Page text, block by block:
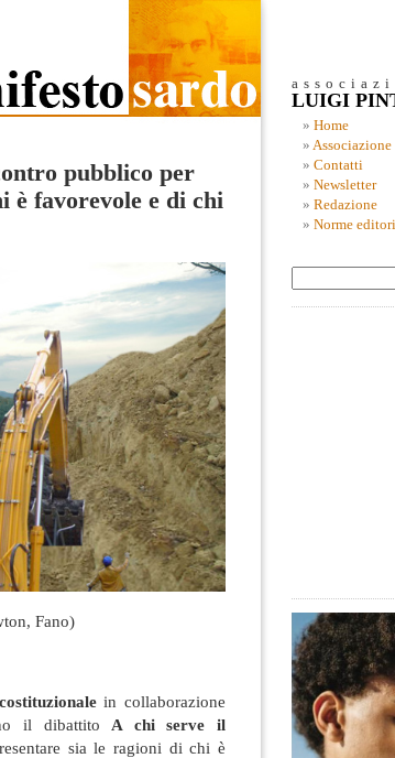
pubblico per
è favorevole e di chi
Fano)
in collaborazione
il dibattito A chi serve il
sia le ragioni di chi è
LUIGI
Home
Associazione
Contatti
Newsletter
Redazione
Norme